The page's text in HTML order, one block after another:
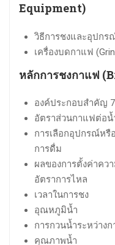
Equipment)
วิธีการชงและอุปกร
เครื่องบดกาแฟ
หลักการชงกาแฟ
องค์ประกอบสำคัญ
อัตราส่วนกาแฟต่อน้
การเลือกอุปกรณ์ห
การดื่ม
ผลของการตั้งค่าคว
อัตราการไหล
เวลาในการชง
อุณหภูมิน้ำ
การกวนน้ำระหว่างก
คุณภาพน้ำ